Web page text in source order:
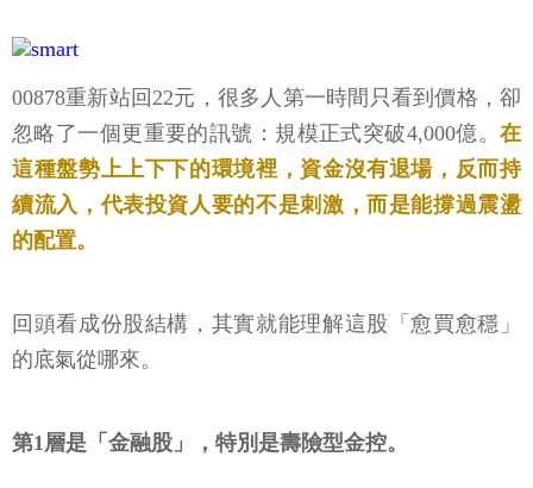
00878重新站回22元，很多人第一時間只看到價格，卻
忽略了一個更重要的訊號：規模正式突破4,000億。 在
這種盤勢上上下下的環境裡，資金沒有退場，反而持
續流入，代表投資人要的不是刺激，而是能撐過震盪
的配置。
回頭看成份股結構，其實就能理解這股「愈買愈穩」
的底氣從哪來。
第1層是「金融股」，特別是壽險型金控。